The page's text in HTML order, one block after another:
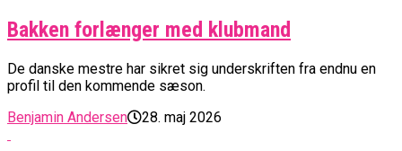
Bakken forlænger med klubmand
De danske mestre har sikret sig underskriften fra endnu en
profil til den kommende sæson.
Benjamin Andersen
28. maj 2026